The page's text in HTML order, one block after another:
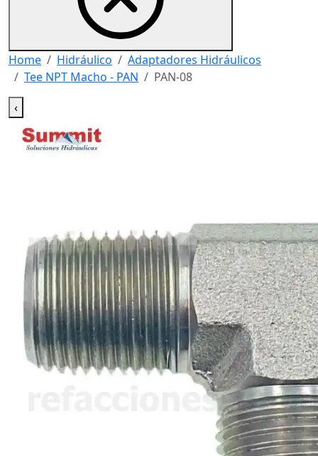
Home Hidráulico
Adaptadores Hidráulicos
Tee NPT Macho - PAN
PAN-08
‹